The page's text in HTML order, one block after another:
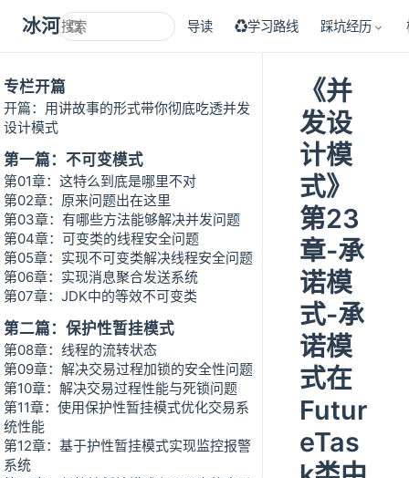
冰河技术 导读 ♻学习路线 踩坑经历
专栏开篇
开篇：用讲故事的形式带你彻底吃透并发
设计模式
第一篇：不可变模式
第01章：这特么到底是哪里不对
第02章：原来问题出在这里
第03章：有哪些方法能够解决并发问题
第04章：可变类的线程安全问题
第05章：实现不可变类解决线程安全问题
第06章：实现消息聚合发送系统
第07章：JDK中的等效不可变类
第二篇：保护性暂挂模式
第08章：线程的流转状态
第09章：解决交易过程加锁的安全性问题
第10章：解决交易过程性能与死锁问题
第11章：使用保护性暂挂模式优化交易系
统性能
第12章：基于护性暂挂模式实现监控报警
系统
《并
发设
计模
式》
第23
章-承
诺模
式-承
诺模
式在
Futur
eTas